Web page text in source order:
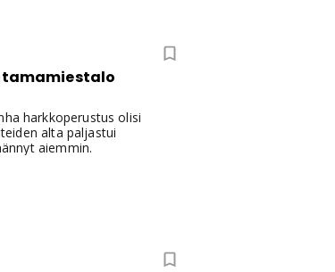
harkkoperustus olisi
alta paljastui
aiemmin.